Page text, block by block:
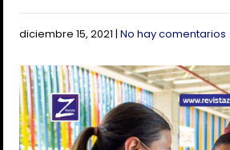
diciembre 15, 2021 |No hay comentarios